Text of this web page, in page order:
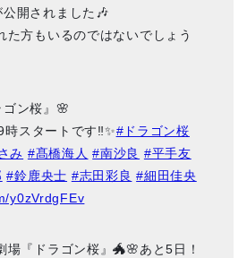
開されました🎶
た方もいるのではないでしょう
ン桜』🌸
スタートです‼️✨#ドラゴン桜
み #髙橋海人 #南沙良 #平手友
#鈴鹿央士 #志田彩良 #細田佳央
y0zVrdgFEv
『ドラゴン桜』🐲🌸あと5日！